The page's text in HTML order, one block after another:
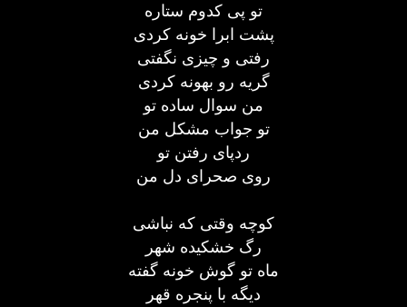
تو پی کدوم ستاره
پشت ابرا خونه کردی
رفتی و چیزی نگفتی
گریه رو بهونه کردی
من سوال ساده تو
تو جواب مشکل من
ردپای رفتن تو
روی صحرای دل من
کوچه وقتی که نباشی
رگ خشکیده شهر
ماه تو گوش خونه گفته
دیگه با پنجره قهر